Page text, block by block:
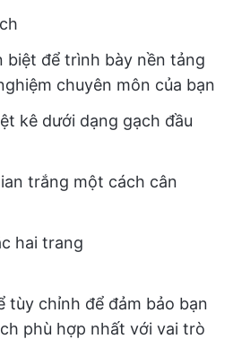
biệt để trình bày nền tảng
chuyên môn của bạn
kê dưới dạng gạch đầu
trắng một cách cân
hai trang
tùy chỉnh để đảm bảo bạn
phù hợp nhất với vai trò